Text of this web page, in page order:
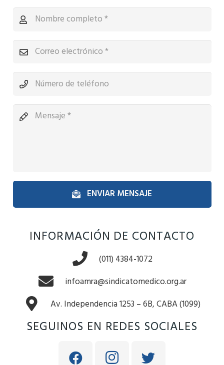
ENVIAR MENSAJE
INFORMACIÓN DE CONTACTO
(011) 4384-1072
infoamra@sindicatomedico.org.ar
Av. Independencia 1253 – 6B, CABA (1099)
SEGUINOS EN REDES SOCIALES